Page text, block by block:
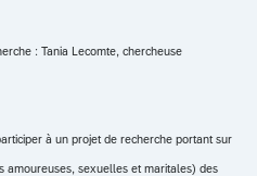
: Tania Lecomte, chercheuse
à un projet de recherche portant sur
amoureuses, sexuelles et maritales) des